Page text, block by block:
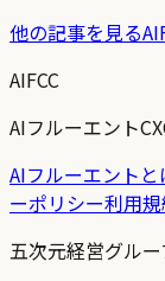
他の記事を見る
AIFCC
AIフルーエント
AIフルーエントと
ーポリシー利用
五次元経営グル